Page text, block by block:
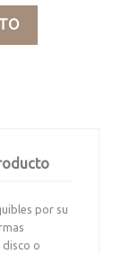
por su
disco o